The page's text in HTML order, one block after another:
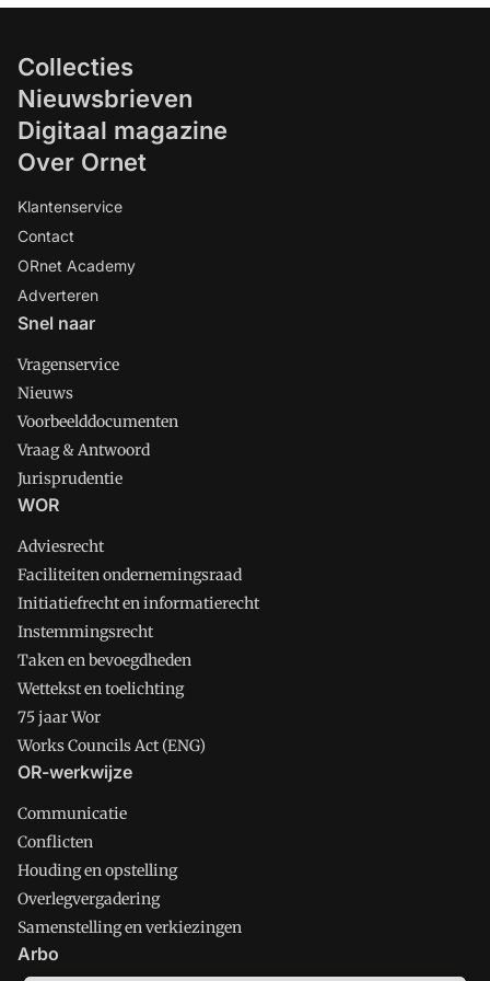
Collecties
Nieuwsbrieven
Digitaal magazine
Over Ornet
Klantenservice
Contact
ORnet Academy
Adverteren
Snel naar
Vragenservice
Nieuws
Voorbeelddocumenten
Vraag & Antwoord
Jurisprudentie
WOR
Adviesrecht
Faciliteiten ondernemingsraad
Initiatiefrecht en informatierecht
Instemmingsrecht
Taken en bevoegdheden
Wettekst en toelichting
75 jaar Wor
Works Councils Act (ENG)
OR-werkwijze
Communicatie
Conflicten
Houding en opstelling
Overlegvergadering
Samenstelling en verkiezingen
Arbo